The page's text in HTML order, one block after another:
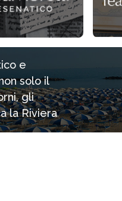
e
solo il
gli
la Riviera